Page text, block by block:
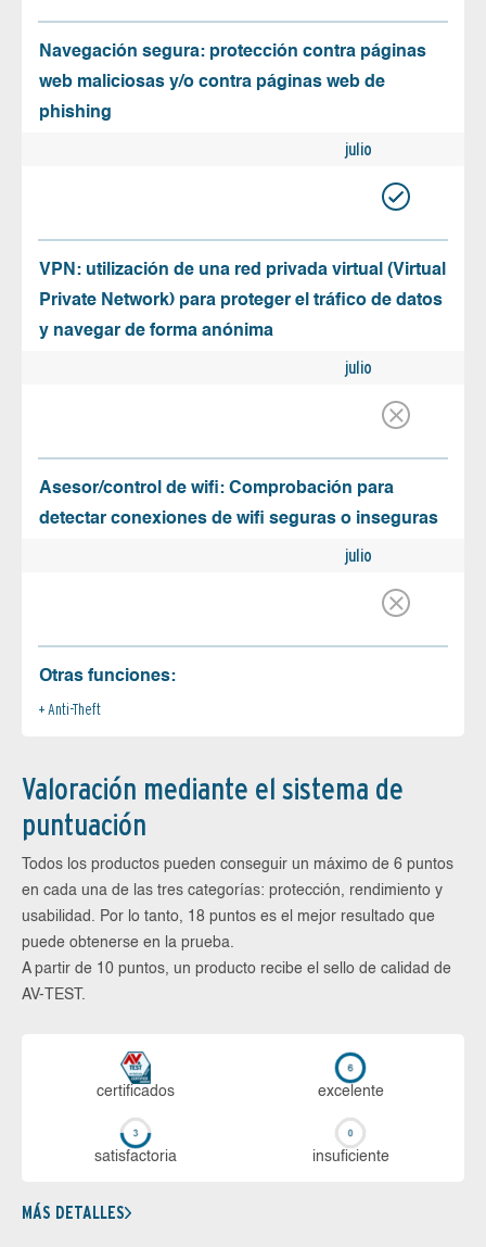
Navegación segura: protección contra páginas
web maliciosas y/o contra páginas web de
phishing
julio
VPN: utilización de una red privada virtual (Virtual
Private Network) para proteger el tráfico de datos
y navegar de forma anónima
julio
Asesor/control de wifi: Comprobación para
detectar conexiones de wifi seguras o inseguras
julio
Otras funciones:
Anti-Theft
Valoración mediante el sistema de
puntuación
Todos los productos pueden conseguir un máximo de 6 puntos
en cada una de las tres categorías: protección, rendimiento y
usabilidad. Por lo tanto, 18 puntos es el mejor resultado que
puede obtenerse en la prueba.
A partir de 10 puntos, un producto recibe el sello de calidad de
AV-TEST.
certi­ficados ex­ce­len­te
sa­tis­fac­to­ria in­su­fi­cien­te
MÁS DETALLES